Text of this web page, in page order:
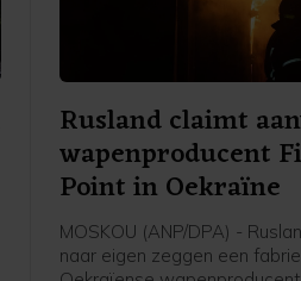
Rusland claimt
wapenproducent
Point in Oekraïne
MOSKOU (ANP/DPA) -
naar eigen zeggen een